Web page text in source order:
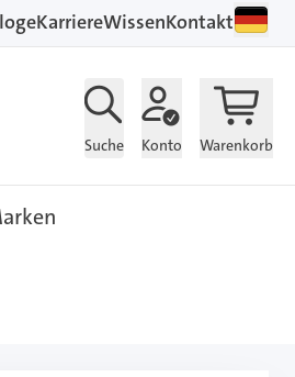
KarriereWissenKontakt
Suche Konto Warenkorb